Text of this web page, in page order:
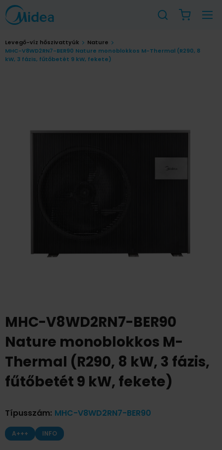
Levegő-víz hőszivattyúk
Nature
MHC-V8WD2RN7-BER90 Nature monoblokkos M-Thermal (R290, 8
kW, 3 fázis, fűtőbetét 9 kW, fekete)
MHC-V8WD2RN7-BER90
Nature monoblokkos M-
Thermal (R290, 8 kW, 3 fázis,
fűtőbetét 9 kW, fekete)
Típusszám: MHC-V8WD2RN7-BER90
A+++ INFO